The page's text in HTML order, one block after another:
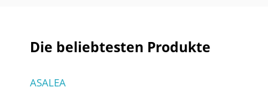
Die beliebtesten Produkte
ASALEA